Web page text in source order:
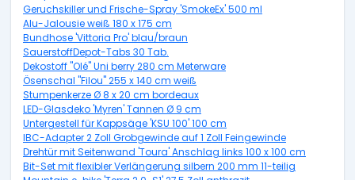
Geruchskiller und Frische-Spray 'SmokeEx' 500 ml
Alu-Jalousie weiß 180 x 175 cm
Bundhose 'Vittoria Pro' blau/braun
SauerstoffDepot-Tabs 30 Tab.
Dekostoff "Olé" Uni berry 280 cm Meterware
Ösenschal "Filou" 255 x 140 cm weiß
Stumpenkerze Ø 8 x 20 cm bordeaux
LED-Glasdeko 'Myren' Tannen Ø 9 cm
Untergestell für Kappsäge 'KSU 100' 100 cm
IBC-Adapter 2 Zoll Grobgewinde auf 1 Zoll Feingewinde
Drehtür mit Seitenwand 'Toura' Anschlag links 100 x 100 cm
Bit-Set mit flexibler Verlängerung silbern 200 mm 11-teilig